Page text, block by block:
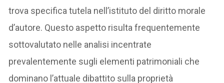
trova specifica tutela nell’istituto del diritto morale
d’autore. Questo aspetto risulta frequentemente
sottovalutato nelle analisi incentrate
prevalentemente sugli elementi patrimoniali che
dominano l’attuale dibattito sulla proprietà